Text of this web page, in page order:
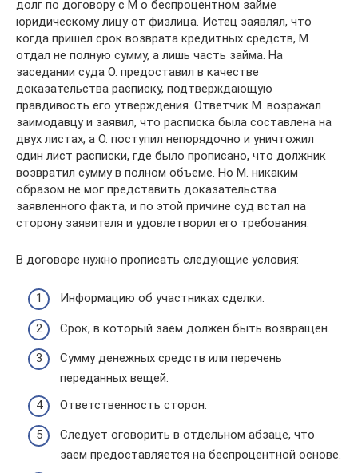
долг по договору с М о беспроцентном займе
юридическому лицу от физлица. Истец заявлял, что
когда пришел срок возврата кредитных средств, М.
отдал не полную сумму, а лишь часть займа. На
заседании суда О. предоставил в качестве
доказательства расписку, подтверждающую
правдивость его утверждения. Ответчик М. возражал
заимодавцу и заявил, что расписка была составлена на
двух листах, а О. поступил непорядочно и уничтожил
один лист расписки, где было прописано, что должник
возвратил сумму в полном объеме. Но М. никаким
образом не мог представить доказательства
заявленного факта, и по этой причине суд встал на
сторону заявителя и удовлетворил его требования.
В договоре нужно прописать следующие условия:
Информацию об участниках сделки.
Срок, в который заем должен быть возвращен.
Сумму денежных средств или перечень
переданных вещей.
Ответственность сторон.
Следует оговорить в отдельном абзаце, что
заем предоставляется на беспроцентной основе.